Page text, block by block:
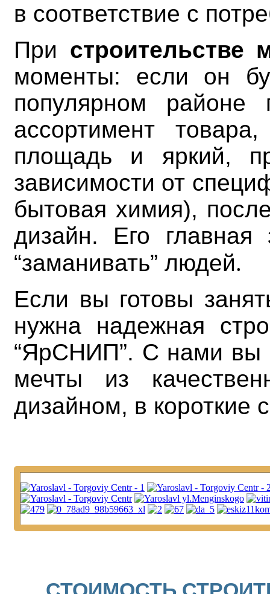
в соответствие с
При строительстве
моменты: если он
популярном районе
ассортимент
площадь и яркий,
зависимости от
бытовая химия),
дизайн. Его
“заманивать” людей.
Если вы готовы
нужна надежная
“ЯрСНИП”. С нами вы
мечты из
дизайном, в короткие